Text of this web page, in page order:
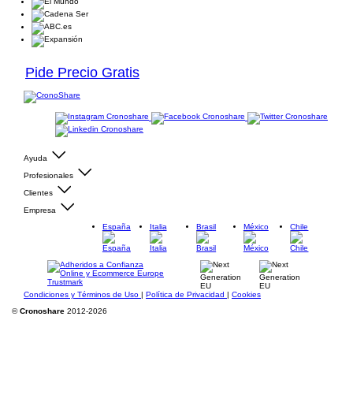
Pide Precio Gratis
Ayuda
Profesionales
Clientes
Empresa
España
Italia Brasil México Chile
Condiciones y Términos de Uso | Política de Privacidad | Cookies
©Cronoshare 2012-2026